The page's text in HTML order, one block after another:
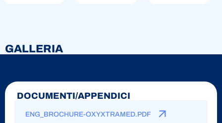
GALLERIA
DOCUMENTI/APPENDICI
ENG_BROCHURE-OXYXTRAMED.PDF